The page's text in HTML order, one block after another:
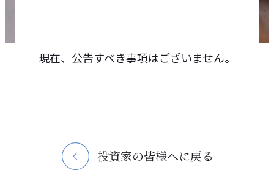
現在、公告すべき事項はございません。
投資家の皆様へに戻る